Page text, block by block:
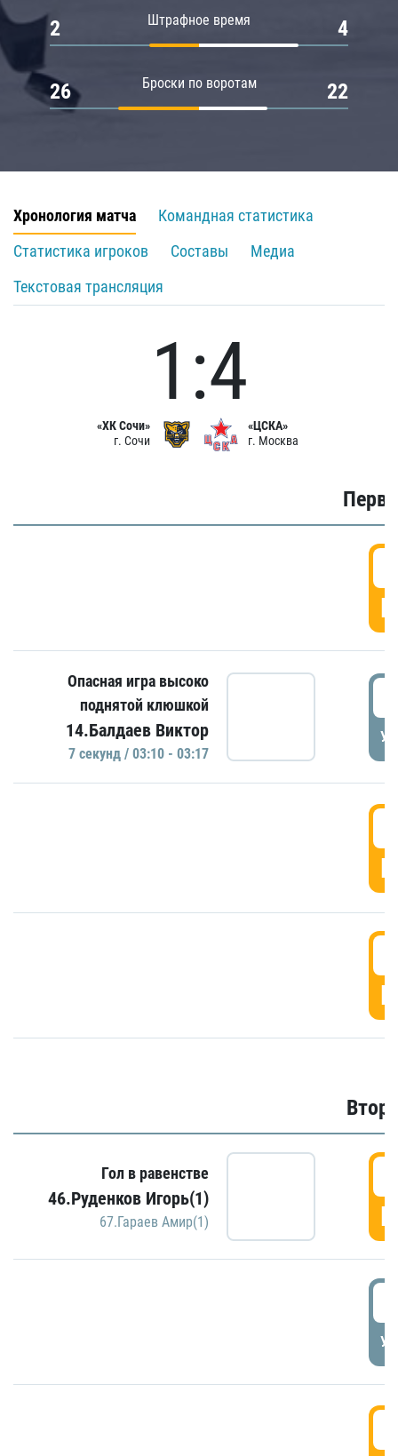
Штрафное время
2 4
Броски по воротам
26 22
Хронология матча
Командная статистика
Статистика игроков
Составы
Медиа
Текстовая трансляция
«ХК Сочи»
г. Сочи
1:4
«ЦСКА»
г. Москва
Опасная игра высоко
поднятой клюшкой
14.Балдаев Виктор
7 секунд / 03:10 - 03:17
Гол в равенстве
46.Руденков Игорь(1)
67.Гараев Амир(1)